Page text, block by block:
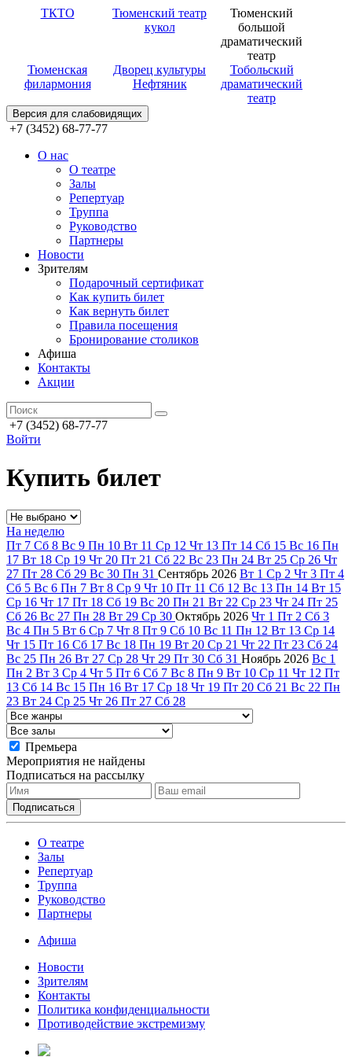
ТКТО
Тюменский театр
кукол
Тюменский
большой
драматический
театр
Тюменская
филармония
Дворец культуры
Нефтяник
Тобольский
драматический
театр
Версия для слабовидящих
+7 (3452) 68-77-77
О нас
О театре
Залы
Репертуар
Труппа
Руководство
Партнеры
Новости
Зрителям
Подарочный сертификат
Как купить билет
Как вернуть билет
Правила посещения
Бронирование столиков
Афиша
Контакты
Акции
+7 (3452) 68-77-77
Войти
Купить билет
На неделю
Пт 7 Сб 8 Вс 9 Пн 10 Вт 11 Ср 12 Чт 13 Пт 14 Сб 15 Вс 16 Пн
17 Вт 18 Ср 19 Чт 20 Пт 21 Сб 22 Вс 23 Пн 24 Вт 25 Ср 26 Чт
27 Пт 28 Сб 29 Вс 30 Пн 31 Сентябрь 2026 Вт 1 Ср 2 Чт 3 Пт 4
Сб 5 Вс 6 Пн 7 Вт 8 Ср 9 Чт 10 Пт 11 Сб 12 Вс 13 Пн 14 Вт 15
Ср 16 Чт 17 Пт 18 Сб 19 Вс 20 Пн 21 Вт 22 Ср 23 Чт 24 Пт 25
Сб 26 Вс 27 Пн 28 Вт 29 Ср 30 Октябрь 2026 Чт 1 Пт 2 Сб 3
Вс 4 Пн 5 Вт 6 Ср 7 Чт 8 Пт 9 Сб 10 Вс 11 Пн 12 Вт 13 Ср 14
Чт 15 Пт 16 Сб 17 Вс 18 Пн 19 Вт 20 Ср 21 Чт 22 Пт 23 Сб 24
Вс 25 Пн 26 Вт 27 Ср 28 Чт 29 Пт 30 Сб 31 Ноябрь 2026 Вс 1
Пн 2 Вт 3 Ср 4 Чт 5 Пт 6 Сб 7 Вс 8 Пн 9 Вт 10 Ср 11 Чт 12 Пт
13 Сб 14 Вс 15 Пн 16 Вт 17 Ср 18 Чт 19 Пт 20 Сб 21 Вс 22 Пн
23 Вт 24 Ср 25 Чт 26 Пт 27 Сб 28
Премьера
Мероприятия не найдены
Подписаться на рассылку
О театре
Залы
Репертуар
Труппа
Руководство
Партнеры
Афиша
Новости
Зрителям
Контакты
Политика конфиденциальности
Противодействие экстремизму